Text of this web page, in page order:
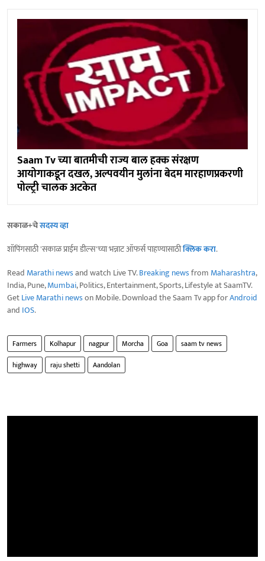
Saam Tv च्या बातमीची राज्य बाल हक्क संरक्षण
आयोगाकडून दखल, अल्पवयीन मुलांना बेदम मारहाणप्रकरणी
पोल्ट्री चालक अटकेत
सकाळ+चेसदस्य व्हा
शॉपिंगसाठी 'सकाळ प्राईम डील्स'च्या भन्नाट ऑफर्स पाहण्यासाठीक्लिक करा.
Read Marathi newsand watch Live TV.Breaking newsfrom Maharashtra,
India, Pune,Mumbai, Politics, Entertainment, Sports, Lifestyle at SaamTV.
GetLive Marathi newson Mobile. Download the Saam Tv app forAndroid
and IOS.
Farmers Kolhapur nagpur Morcha Goa
saam tv news
highway
raju shetti Aandolan